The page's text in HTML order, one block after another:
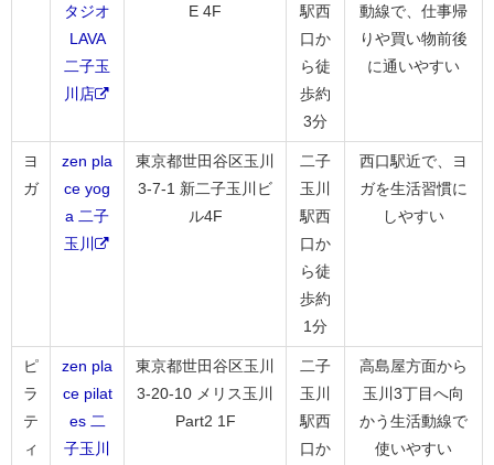
タジオ
LAVA
二子玉
川店
E 4F
駅西
口か
ら徒
歩約
3分
動線で、仕事帰
りや買い物前後
に通いやすい
ヨ
ガ
zen pla
ce yog
a 二子
玉川
東京都世田谷区玉川
3-7-1 新二子玉川ビ
ル4F
二子
玉川
駅西
口か
ら徒
歩約
1分
西口駅近で、ヨ
ガを生活習慣に
しやすい
ピ
ラ
テ
ィ
zen pla
ce pilat
es 二
子玉川
東京都世田谷区玉川
3-20-10 メリス玉川
Part2 1F
二子
玉川
駅西
口か
高島屋方面から
玉川3丁目へ向
かう生活動線で
使いやすい